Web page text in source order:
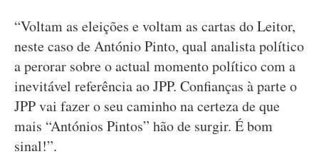
“Voltam as eleições e voltam as cartas do Leitor,
neste caso de António Pinto, qual analista político
a perorar sobre o actual momento político com a
inevitável referência ao JPP. Confianças à parte o
JPP vai fazer o seu caminho na certeza de que
mais “Antónios Pintos” hão de surgir. É bom
sinal!”.